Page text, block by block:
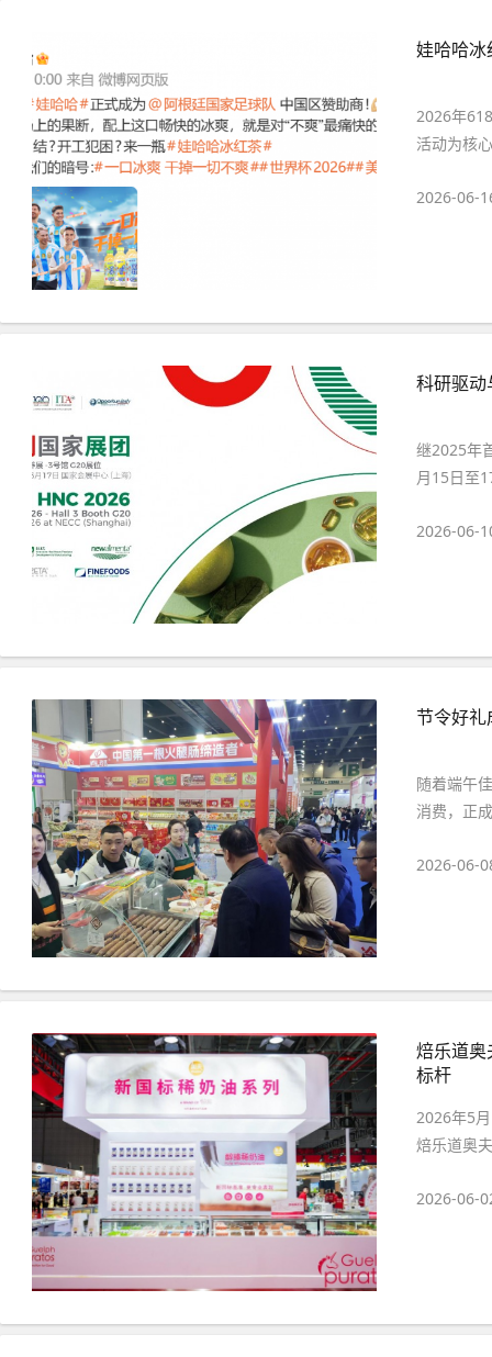
娃哈哈冰
2026年
活动为核
2026-06-
科研驱
继2025年
月15日至
2026-06-
节令好礼
随着端午
消费，正
2026-06-
焙乐道
标杆
2026年5
焙乐道奥
2026-06-